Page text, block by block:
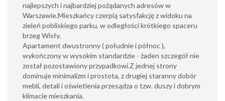
najlepszych i najbardziej pożądanych adresów w
Warszawie.Mieszkańcy czerpią satysfakcję z widoku na
zieleń pobliskiego parku, w odległości krótkiego spaceru
brzeg Wisły.
Apartament dwustronny ( południe i północ ),
wykończony w wysokim standardzie - żaden szczegół nie
został pozostawiony przypadkowi.Z jednej strony
dominuje minimalizm i prostota, z drugiej staranny dobór
mebli, detali i oświetlenia przesądza o tzw. duszy i dobrym
klimacie mieszkania.